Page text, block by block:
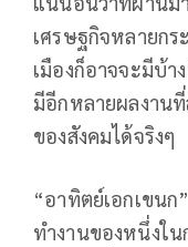
เศรษฐกิจหลายกร
เมืองก็อาจจะมีบ้า
มีอีกหลายผลงาน
ของสังคมได้จริงๆ
“อาทิตย์เอกเขน
ทำงานของหนึ่งใ